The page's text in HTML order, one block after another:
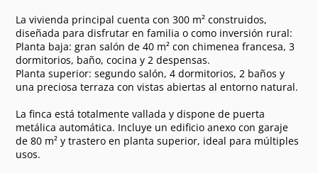
La vivienda principal cuenta con 300 m² construidos,
diseñada para disfrutar en familia o como inversión rural:
Planta baja: gran salón de 40 m² con chimenea francesa, 3
dormitorios, baño, cocina y 2 despensas.
Planta superior: segundo salón, 4 dormitorios, 2 baños y
una preciosa terraza con vistas abiertas al entorno natural.
La finca está totalmente vallada y dispone de puerta
metálica automática. Incluye un edificio anexo con garaje
de 80 m² y trastero en planta superior, ideal para múltiples
usos.